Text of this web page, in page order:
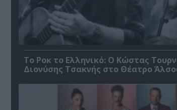
Το Ροκ το Ελληνικό: Ο Κώστας
Διονύσης Τσακνής στο Θέατρο